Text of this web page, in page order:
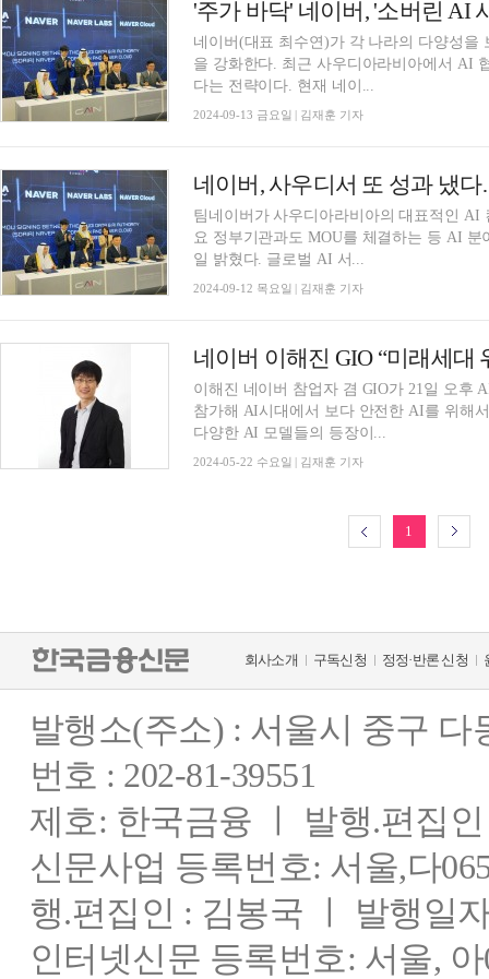
'주가 바닥' 네이버, '소버린 AI
네이버(대표 최수연)가 각 나라의 다양성을
을 강화한다. 최근 사우디아라비아에서 AI
다는 전략이다. 현재 네이...
2024-09-13 금요일 | 김재훈 기자
네이버, 사우디서 또 성과 냈
팀네이버가 사우디아라비아의 대표적인 AI
요 정부기관과도 MOU를 체결하는 등 AI
일 밝혔다. 글로벌 AI 서...
2024-09-12 목요일 | 김재훈 기자
이해진 네이버 참업자 겸 GIO가 21일 오후
참가해 AI시대에서 보다 안전한 AI를 위해
다양한 AI 모델들의 등장이...
2024-05-22 수요일 | 김재훈 기자
1
회사소개 구독신청 정정·반론 신청
발행소(주소) : 서울시 중구
번호 : 202-81-39551
제호: 한국금융 ㅣ 발행.편집
신문사업 등록번호: 서울,다
행.편집인 : 김봉국 ㅣ 발행일
인터넷신문 등록번호: 서울,